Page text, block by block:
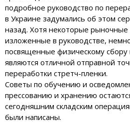
подробное руководство по
в Украине задумались об этом
назад. Хотя некоторые
изложенные в руководстве,
посвященные физическому сбору
являются отличной отправной
переработки стретч-пленки.
Советы по обучению и
прессованию и хранению
сегодняшним складским
были написаны.